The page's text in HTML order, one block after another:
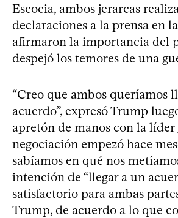
Escocia, ambos jerarcas
declaraciones a la prensa en
afirmaron la importancia del
despejó los temores de una
“Creo que ambos queríamos
acuerdo”, expresó Trump
apretón de manos con la líder
negociación empezó hace
sabíamos en qué nos
intención de “llegar a un
satisfactorio para ambas
Trump, de acuerdo a lo que